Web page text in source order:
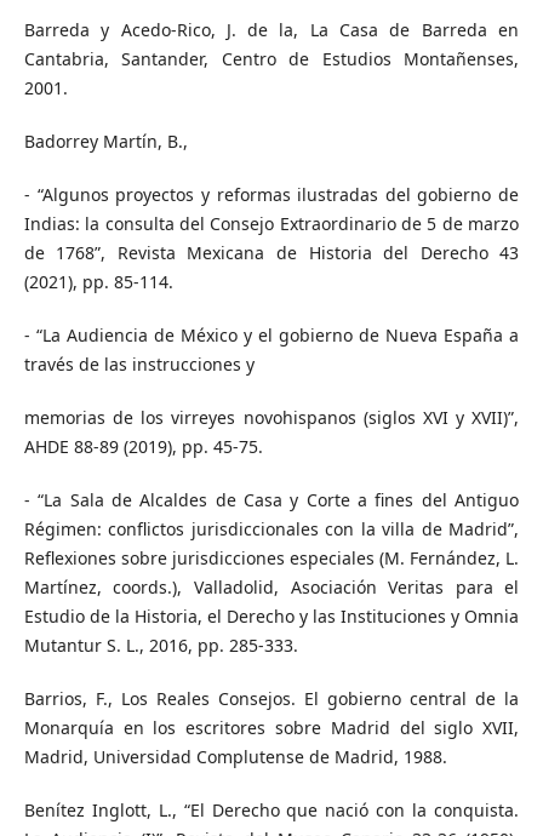
Barreda y Acedo-Rico, J. de la, La Casa de Barreda en
Cantabria, Santander, Centro de Estudios Montañenses,
2001.
Badorrey Martín, B.,
- “Algunos proyectos y reformas ilustradas del gobierno de
Indias: la consulta del Consejo Extraordinario de 5 de marzo
de 1768”, Revista Mexicana de Historia del Derecho 43
(2021), pp. 85-114.
- “La Audiencia de México y el gobierno de Nueva España a
través de las instrucciones y
memorias de los virreyes novohispanos (siglos XVI y XVII)”,
AHDE 88-89 (2019), pp. 45-75.
- “La Sala de Alcaldes de Casa y Corte a fines del Antiguo
Régimen: conflictos jurisdiccionales con la villa de Madrid”,
Reflexiones sobre jurisdicciones especiales (M. Fernández, L.
Martínez, coords.), Valladolid, Asociación Veritas para el
Estudio de la Historia, el Derecho y las Instituciones y Omnia
Mutantur S. L., 2016, pp. 285-333.
Barrios, F., Los Reales Consejos. El gobierno central de la
Monarquía en los escritores sobre Madrid del siglo XVII,
Madrid, Universidad Complutense de Madrid, 1988.
Benítez Inglott, L., “El Derecho que nació con la conquista.